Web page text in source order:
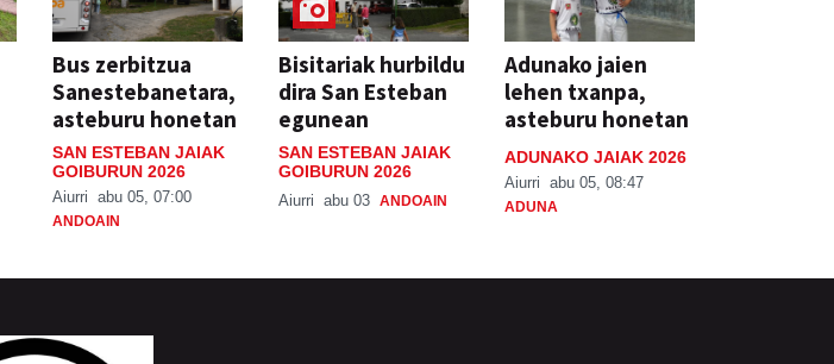
Bus zerbitzua
Sanestebanetara,
asteburu honetan
SAN ESTEBAN JAIAK
GOIBURUN 2026
Aiurri abu 05, 07:00
ANDOAIN
Bisitariak hurbildu
dira San Esteban
egunean
SAN ESTEBAN JAIAK
GOIBURUN 2026
Aiurri abu 03 ANDOAIN
Adunako jaien
lehen txanpa,
asteburu honetan
ADUNAKO JAIAK 2026
Aiurri abu 05, 08:47
ADUNA